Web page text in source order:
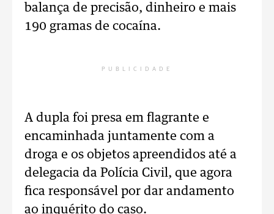
balança de precisão, dinheiro e mais
190 gramas de cocaína.
PUBLICIDADE
A dupla foi presa em flagrante e
encaminhada juntamente com a
droga e os objetos apreendidos até a
delegacia da Polícia Civil, que agora
fica responsável por dar andamento
ao inquérito do caso.